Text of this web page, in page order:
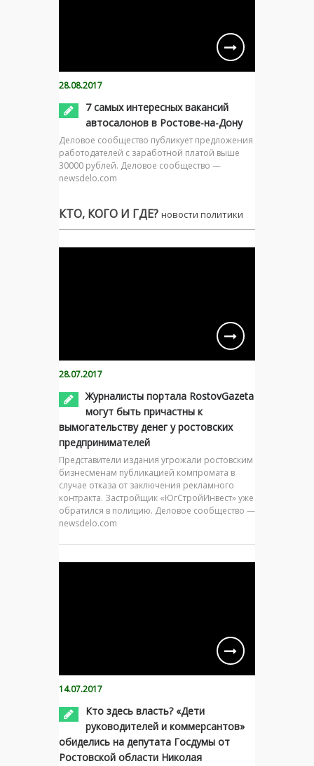
28.08.2017
7 самых интересных вакансий
автосалонов в Ростове-на-Дону
Деловое сообщество публикует предложения
работодателей с заработной платой выше
30000 рублей. Деловое сообщество —
newsdelo.com
КТО, КОГО И ГДЕ? новости политики
28.07.2017
Журналисты портала RostovGazeta
могут быть причастны к
вымогательству денег у ростовских
предпринимателей
Представители издания угрожали ростовским
бизнесменам публикацией компромата в
случае отказа от заключения рекламного
контракта. Застройщик «ЮгСтройИнвест» уже
обратился в полицию. Деловое сообщество —
newsdelo.com
14.07.2017
Кто здесь власть? «Дети
руководителей и коммерсантов»
обиделись на депутата Госдумы от
Ростовской области Николая